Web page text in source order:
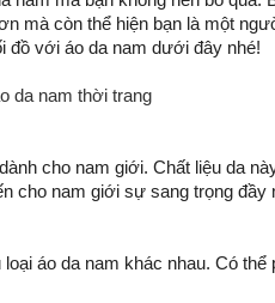
mà còn thể hiện bạn là một
đồ với áo da nam dưới đây nhé!
cho nam giới. Chất liệu da
cho nam giới sự sang trọng đầy
áo da nam khác nhau. Có thể